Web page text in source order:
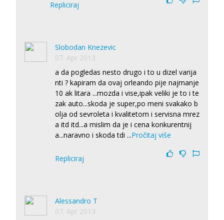
Repliciraj
Slobodan Knezevic
07. Apr 2013.
a da pogledas nesto drugo i to u dizel varija
nti ? kapiram da ovaj orleando pije najmanje
10 ak litara ...mozda i vise,ipak veliki je to i te
zak auto...skoda je super,po meni svakako b
olja od sevroleta i kvalitetom i servisna mrez
a itd itd...a mislim da je i cena konkurentnij
a...naravno i skoda tdi ...Pročitaj više
Repliciraj
Alessandro T
07. Apr 2013.